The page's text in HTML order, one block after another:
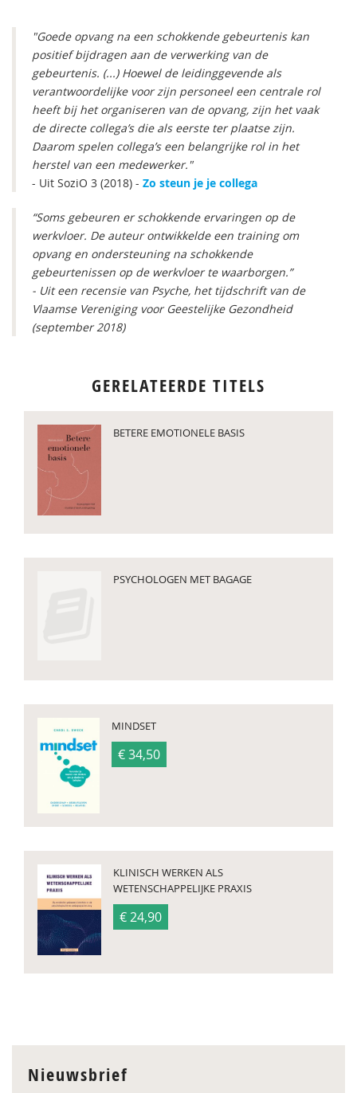
"Goede opvang na een schokkende gebeurtenis kan
positief bijdragen aan de verwerking van de
gebeurtenis. (...) Hoewel de leidinggevende als
verantwoordelijke voor zijn personeel een centrale rol
heeft bij het organiseren van de opvang, zijn het vaak
de directe collega’s die als eerste ter plaatse zijn.
Daarom spelen collega’s een belangrijke rol in het
herstel van een medewerker."
- Uit SoziO 3 (2018) - Zo steun je je collega
“Soms gebeuren er schokkende ervaringen op de
werkvloer. De auteur ontwikkelde een training om
opvang en ondersteuning na schokkende
gebeurtenissen op de werkvloer te waarborgen.”
- Uit een recensie van Psyche, het tijdschrift van de
Vlaamse Vereniging voor Geestelijke Gezondheid
(september 2018)
GERELATEERDE TITELS
BETERE EMOTIONELE BASIS
PSYCHOLOGEN MET BAGAGE
MINDSET
€ 34,50
KLINISCH WERKEN ALS
WETENSCHAPPELIJKE PRAXIS
€ 24,90
Nieuwsbrief